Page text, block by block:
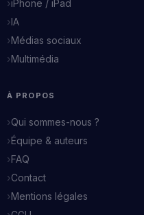
iPhone / iPad
IA
Médias sociaux
Multimédia
À PROPOS
Qui sommes-nous ?
Équipe & auteurs
FAQ
Contact
Mentions légales